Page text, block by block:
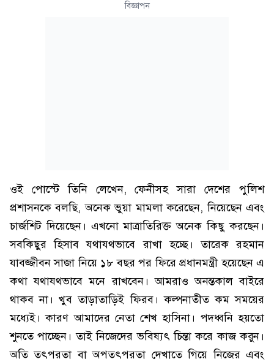
বিজ্ঞাপন
ওই পোস্টে তিনি লেখেন, ফেনীসহ সারা দেশের পুলিশ
প্রশাসনকে বলছি, অনেক ভুয়া মামলা করেছেন, নিয়েছেন এবং
চার্জশিট দিয়েছেন। এখনো মাত্রাতিরিক্ত অনেক কিছু করছেন।
সবকিছুর হিসাব যথাযথভাবে রাখা হচ্ছে। তারেক রহমান
যাবজ্জীবন সাজা নিয়ে ১৮ বছর পর ফিরে প্রধানমন্ত্রী হয়েছেন এ
কথা যথাযথভাবে মনে রাখবেন। আমরাও অনন্তকাল বাইরে
থাকব না। খুব তাড়াতাড়িই ফিরব। কল্পনাতীত কম সময়ের
মধ্যেই। কারণ আমাদের নেতা শেখ হাসিনা। পদধ্বনি হয়তো
শুনতে পাচ্ছেন। তাই নিজেদের ভবিষ্যৎ চিন্তা করে কাজ করুন।
অতি তৎপরতা বা অপতৎপরতা দেখাতে গিয়ে নিজের এবং